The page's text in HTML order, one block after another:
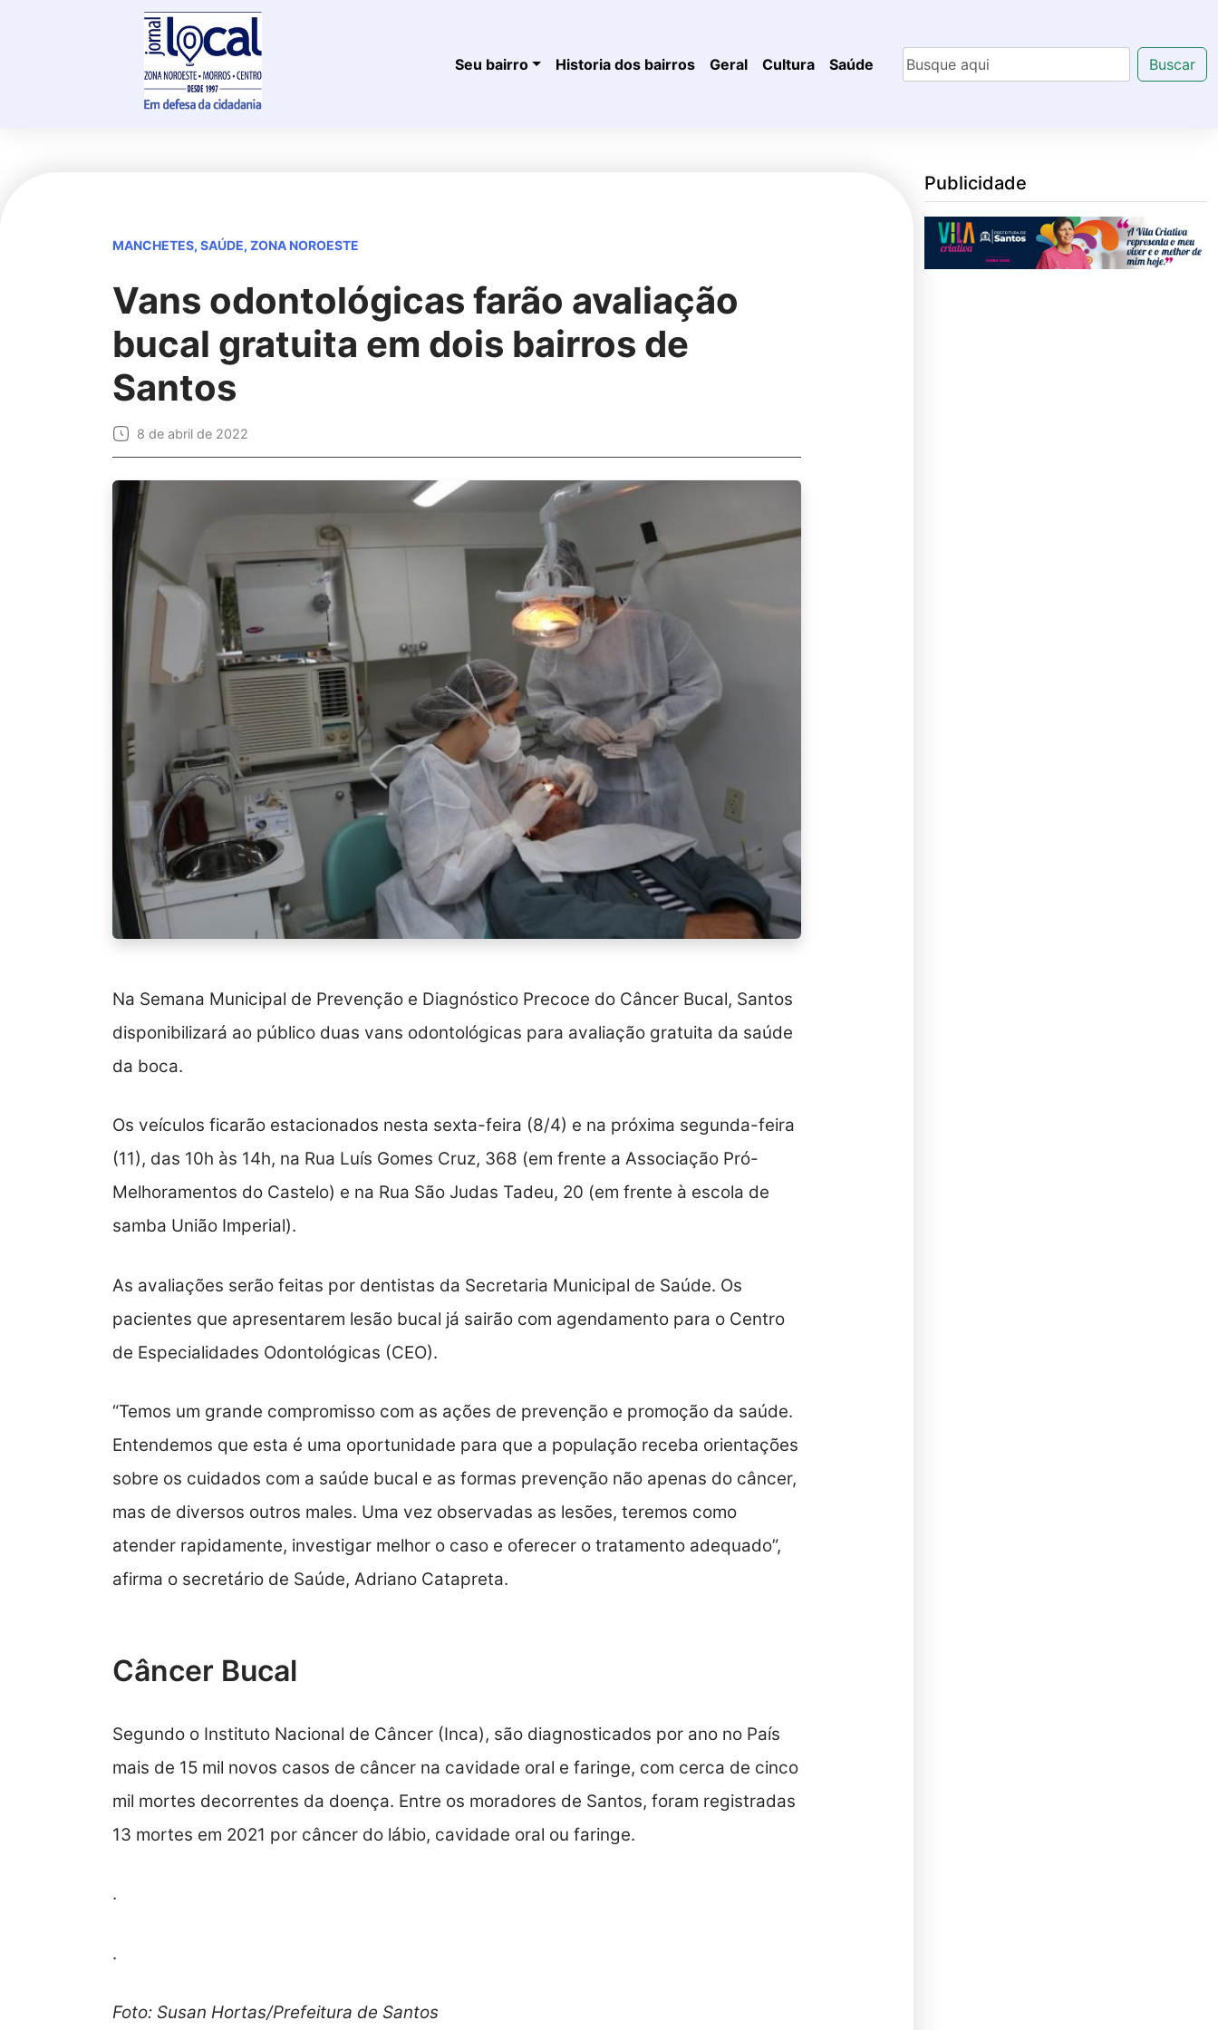
Seu bairro Historia dos bairros Geral Cultura Saúde Buscar
MANCHETES, SAÚDE, ZONA NOROESTE
Vans odontológicas farão avaliação
bucal gratuita em dois bairros de
Santos
8 de abril de 2022
Na Semana Municipal de Prevenção e Diagnóstico Precoce do Câncer Bucal, Santos
disponibilizará ao público duas vans odontológicas para avaliação gratuita da saúde
da boca.
Os veículos ficarão estacionados nesta sexta-feira (8/4) e na próxima segunda-feira
(11), das 10h às 14h, na Rua Luís Gomes Cruz, 368 (em frente a Associação Pró-
Melhoramentos do Castelo) e na Rua São Judas Tadeu, 20 (em frente à escola de
samba União Imperial).
As avaliações serão feitas por dentistas da Secretaria Municipal de Saúde. Os
pacientes que apresentarem lesão bucal já sairão com agendamento para o Centro
de Especialidades Odontológicas (CEO).
“Temos um grande compromisso com as ações de prevenção e promoção da saúde.
Entendemos que esta é uma oportunidade para que a população receba orientações
sobre os cuidados com a saúde bucal e as formas prevenção não apenas do câncer,
mas de diversos outros males. Uma vez observadas as lesões, teremos como
atender rapidamente, investigar melhor o caso e oferecer o tratamento adequado”,
afirma o secretário de Saúde, Adriano Catapreta.
Câncer Bucal
Segundo o Instituto Nacional de Câncer (Inca), são diagnosticados por ano no País
mais de 15 mil novos casos de câncer na cavidade oral e faringe, com cerca de cinco
mil mortes decorrentes da doença. Entre os moradores de Santos, foram registradas
13 mortes em 2021 por câncer do lábio, cavidade oral ou faringe.
.
.
Foto: Susan Hortas/Prefeitura de Santos
Publicidade